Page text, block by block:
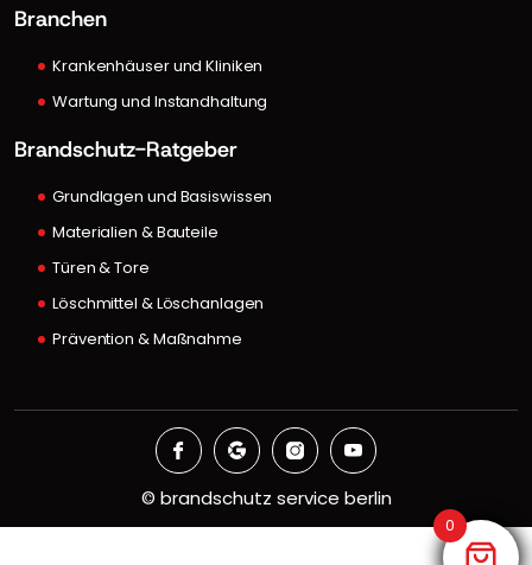
Branchen
Krankenhäuser und Kliniken
Wartung und Instandhaltung
Brandschutz-Ratgeber
Grundlagen und Basiswissen
Materialien & Bauteile
Türen & Tore
Löschmittel & Löschanlagen
Prävention & Maßnahme
© brandschutz service berlin
0